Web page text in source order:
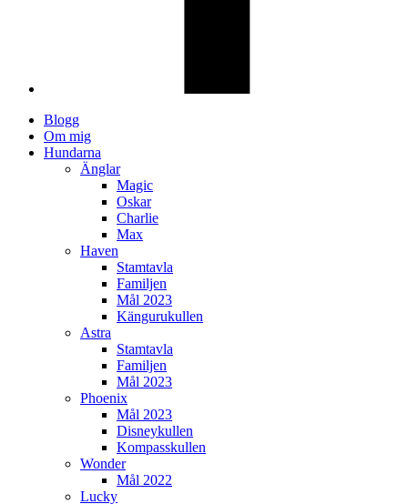
Blogg
Om mig
Hundarna
Änglar
Magic
Oskar
Charlie
Max
Haven
Stamtavla
Familjen
Mål 2023
Kängurukullen
Astra
Stamtavla
Familjen
Mål 2023
Phoenix
Mål 2023
Disneykullen
Kompasskullen
Wonder
Mål 2022
Lucky